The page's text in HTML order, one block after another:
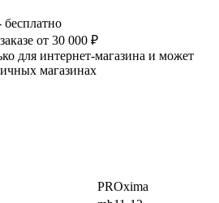
бесплатно
от 30 000 ₽
для интернет-магазина и может
магазинах
PROxima